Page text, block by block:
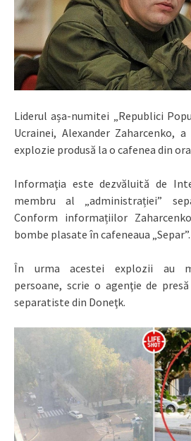
Liderul așa-numitei „Republici
Ucrainei, Alexander Zaharcenko,
explozie produsă la o cafenea din
Informaţia este dezvăluită de
membru al „administrației”
Conform informațiilor
bombe plasate în cafeneaua „Separ”.
În urma acestei explozii au
persoane, scrie o agenţie de
separatiste din Doneţk.